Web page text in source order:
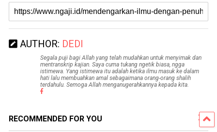
AUTHOR: DEDI
Segala puji bagi Allah yang telah mudahkan untuk menyimak dan
mentranskrip kajian. Saya cuma tukang ngetik biasa, ngga
istimewa. Yang istimewa itu adalah ketika ilmu masuk ke dalam
hati lalu membuahkan amal sebagaimana orang-orang shalih
terdahulu. Semoga Allah menganugerahkannya kepada kita.
RECOMMENDED FOR YOU